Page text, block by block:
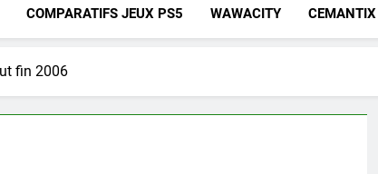
COMPARATIFS JEUX PS5 WAWACITY
fin 2006